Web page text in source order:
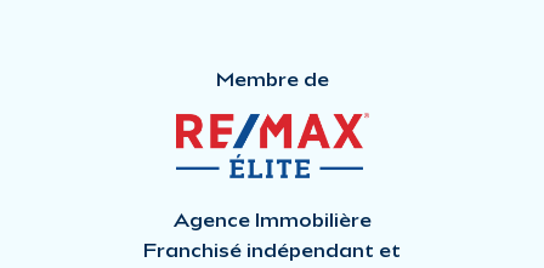
Membre de
Agence Immobilière
Franchisé indépendant et